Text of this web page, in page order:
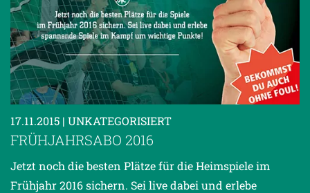
17.11.2015 | UNKATEGORISIERT
FRÜHJAHRSABO 2016
Jetzt noch die besten Plätze für die Heimspiele im
Frühjahr 2016 sichern. Sei live dabei und erlebe